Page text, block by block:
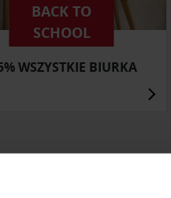
BACK TO
SCHOOL
WSZYSTKIE BIURKA